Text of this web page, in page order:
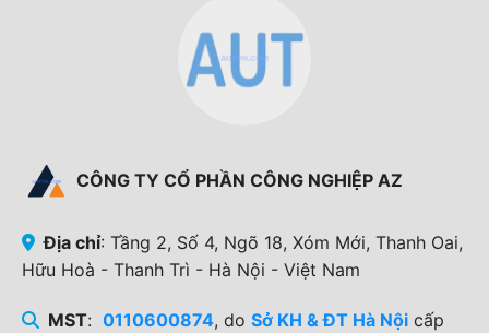
CÔNG TY CỔ PHẦN CÔNG NGHIỆP AZ
Địa chỉ: Tầng 2, Số 4, Ngõ 18, Xóm Mới, Thanh Oai,
Hữu Hoà - Thanh Trì - Hà Nội - Việt Nam
MST: 0110600874, do Sở KH & ĐT Hà Nộicấp